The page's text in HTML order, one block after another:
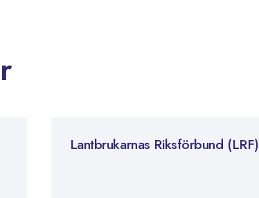
Lantbrukarnas Riksförbund (LRF)